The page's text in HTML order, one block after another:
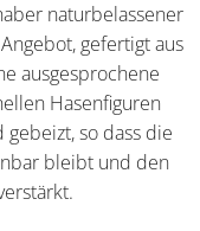
naturbelassener
gefertigt aus
ausgesprochene
Hasenfiguren
so dass die
bleibt und den